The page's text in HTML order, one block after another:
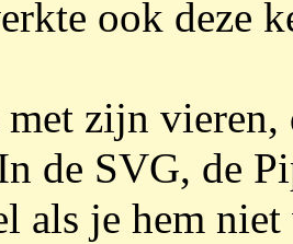
ook deze
zijn vieren,
de SVG, de
als je hem